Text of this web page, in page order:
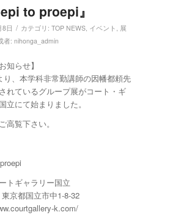
to proepi』
8日 / カテゴリ: TOP NEWS, イベント , 展
者: nihonga_admin
知らせ】
り、本学科非常勤講師の因幡都頼先
れているグループ展がコート・ギ
立にて始まりました。
高覧下さい。
トギャラリー国立
東京都国立市中1-8-32
k.com/